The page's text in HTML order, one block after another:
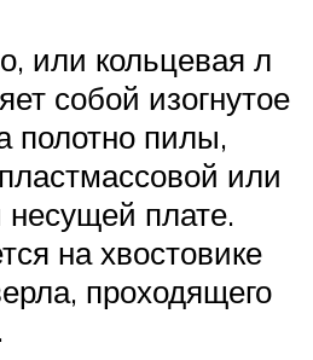
или кольцевая л
собой изогнутое
полотно пилы,
или
несущей плате.
на хвостовике
проходящего